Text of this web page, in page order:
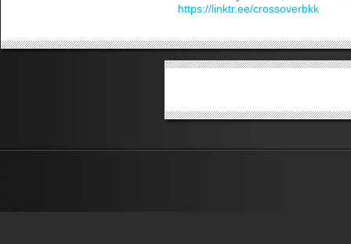
https://linktr.ee/crossoverbkk